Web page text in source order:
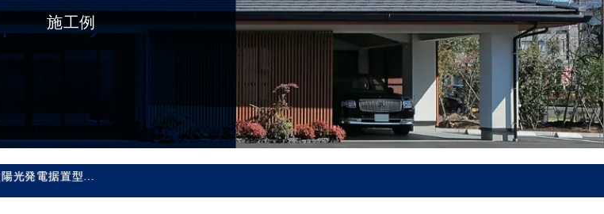
施工例
CERA-FLATⅡ 防災＋太陽光発電据置型 施工写真追加しました